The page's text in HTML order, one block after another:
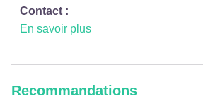
Contact :
En savoir plus
Recommandations